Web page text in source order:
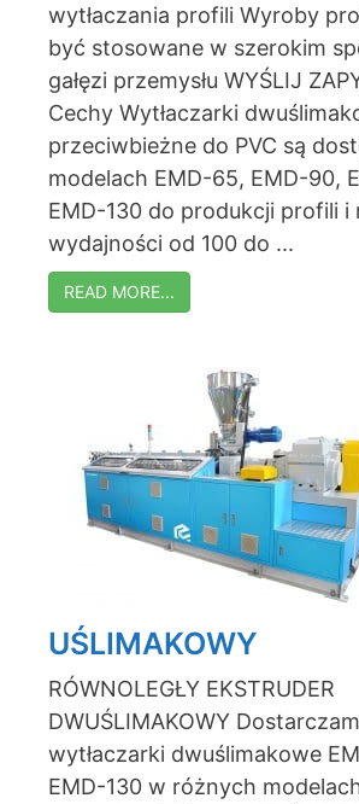
wytłaczania profili Wyroby
być stosowane w szerokim
gałęzi przemysłu WYŚLIJ
Cechy Wytłaczarki
przeciwbieżne do PVC są
modelach EMD-65, EMD-90,
EMD-130 do produkcji profili i
wydajności od 100 do ...
READ MORE...
UŚLIMAKOWY
RÓWNOLEGŁY EKSTRUDER
DWUŚLIMAKOWY
wytłaczarki dwuślimakowe
EMD-130 w różnych